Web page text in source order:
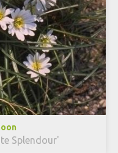
Splendour'